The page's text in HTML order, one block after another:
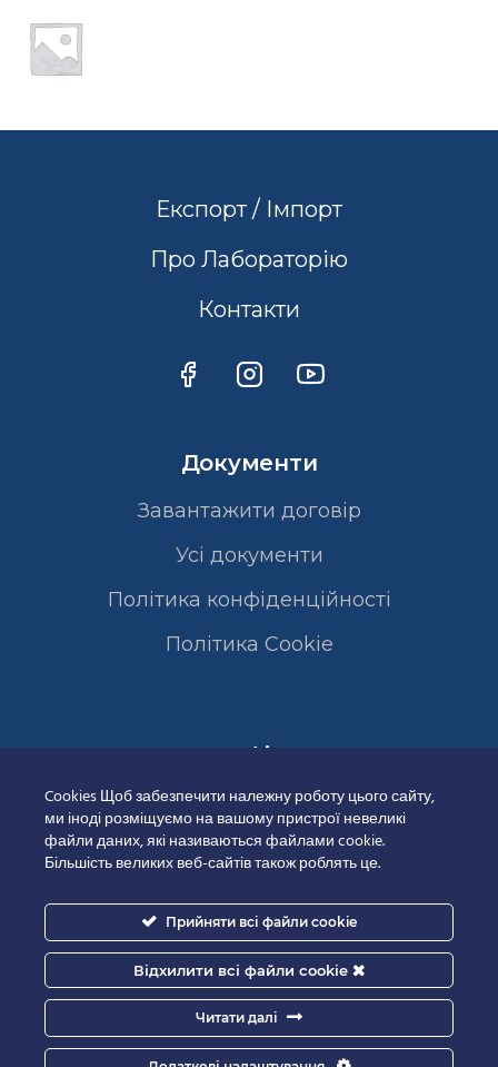
Експорт / Імпорт
Про Лабораторію
Контакти
Документи
Завантажити договір
Усі документи
Політика конфіденційності
Полiтика Cookie
Сертифікати
Cookies Щоб забезпечити належну роботу цього сайту,
ми іноді розміщуємо на вашому пристрої невеликі
файли даних, які називаються файлами cookie.
Більшість великих веб-сайтів також роблять це.
Прийняти всі файли cookie
Відхилити всі файли cookie
Читати далі